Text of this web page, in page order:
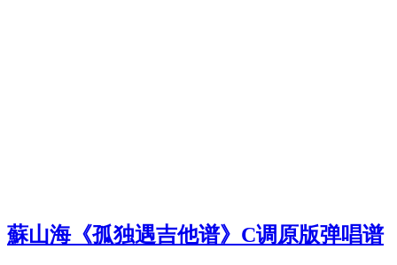
蘇山海《孤独遇吉他谱》C调原版弹唱谱